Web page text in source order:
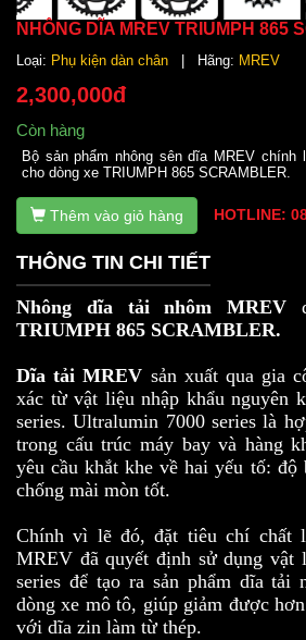
NHÔNG DĨA MREV TRIUMPH 865
Loại: Phụ kiện dàn chân | Hãng: MREV
2,300,000đ
Còn hàng
Bộ sản phẩm nhông sên dĩa MREV
cho dòng xe TRIUMPH 865 SCRAMBLER.
Thêm vào giỏ hàng HOTLINE:
THÔNG TIN CHI TIẾT
Nhông dĩa tải nhôm MREV
TRIUMPH 865 SCRAMBLER.
Dĩa tải MREV sản xuất qua gia
xác từ vật liệu nhập khẩu nguyên
series. Ultralumin 7000 series là
trong cấu trúc máy bay và hàng
yêu cầu khắt khe về hai yếu tố: độ
chống mài mòn tốt.
Chính vì lẽ đó, đặt tiêu chí chất
MREV đã quyết định sử dụng vật
series để tạo ra sản phẩm dĩa tải
dòng xe mô tô, giúp giảm được
với dĩa zin làm từ thép.